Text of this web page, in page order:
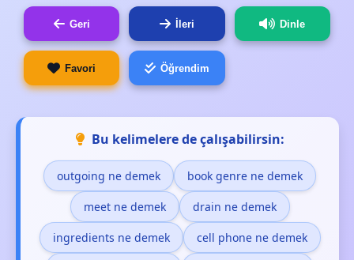
Geri İleri Dinle
Favori Öğrendim
Bu kelimelere de çalışabilirsin:
outgoing ne demek book genre ne demek
meet ne demek drain ne demek
ingredients ne demek cell phone ne demek